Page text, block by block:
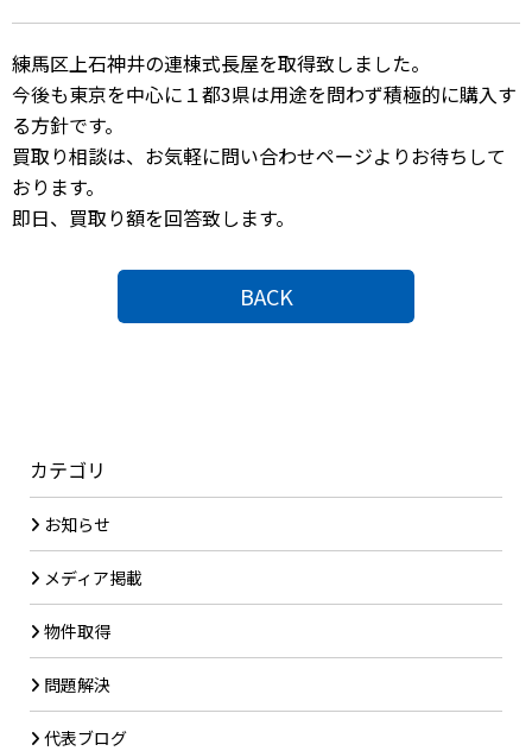
練馬区上石神井の連棟式長屋を取得致しました。
今後も東京を中心に１都3県は用途を問わず積極的に購入す
る方針です。
買取り相談は、お気軽に問い合わせページよりお待ちして
おります。
即日、買取り額を回答致します。
BACK
カテゴリ
お知らせ
メディア掲載
物件取得
問題解決
代表ブログ